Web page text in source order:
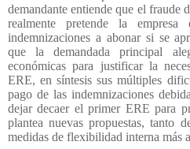
demandante entiende que el fraude
realmente pretende la
indemnizaciones a abonar si se
que la demandada principal
económicas para justificar la
ERE, en síntesis sus múltiples
pago de las indemnizaciones
dejar decaer el primer ERE para
plantea nuevas propuestas, tanto
medidas de flexibilidad interna más